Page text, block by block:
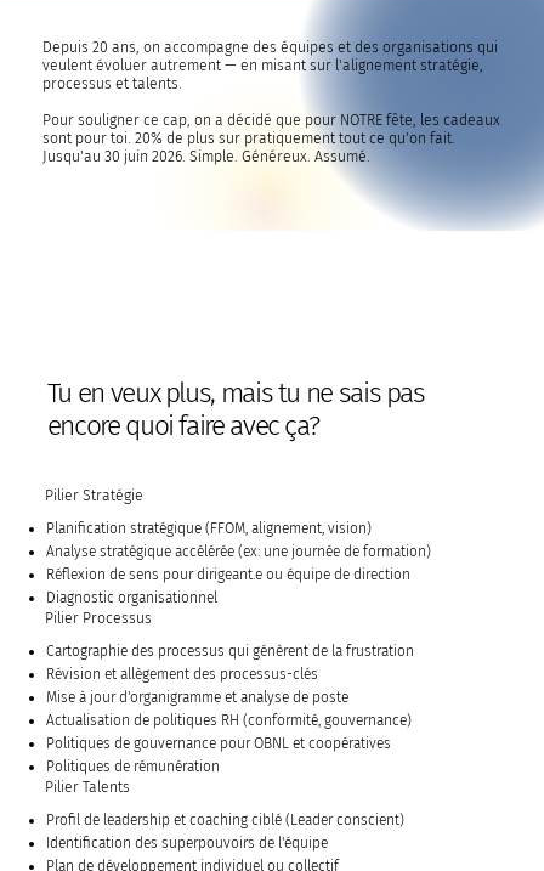
Depuis 20 ans, on accompagne des équipes et des organisations qui
veulent évoluer autrement — en misant sur l'alignement stratégie,
processus et talents.
Pour souligner ce cap, on a décidé que pour NOTRE fête, les cadeaux
sont pour toi. 20% de plus sur pratiquement tout ce qu'on fait.
Jusqu'au 30 juin 2026. Simple. Généreux. Assumé.
Tu en veux plus, mais tu ne sais pas
encore quoi faire avec ça?
Pilier Stratégie
Planification stratégique(FFOM, alignement, vision)
Analyse stratégique accélérée (ex: une journée de formation)
Réflexion de sens pour dirigeant.e ou équipe de direction
Diagnostic organisationnel
Pilier Processus
Cartographie des processus qui génèrent de la frustration
Révision et allègement des processus-clés
Mise à jour d'organigramme et analyse de poste
Actualisation de politiques RH (conformité, gouvernance)
Politiques de gouvernance pour OBNL et coopératives
Politiques de rémunération
Pilier Talents
Profil de leadership et coaching ciblé (Leader conscient)
Identification des superpouvoirs de l'équipe
Plan de développement individuel ou collectif